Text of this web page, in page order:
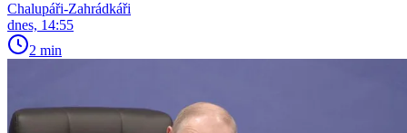
Chalupáři-Zahrádkáři
dnes, 14:55
2 min